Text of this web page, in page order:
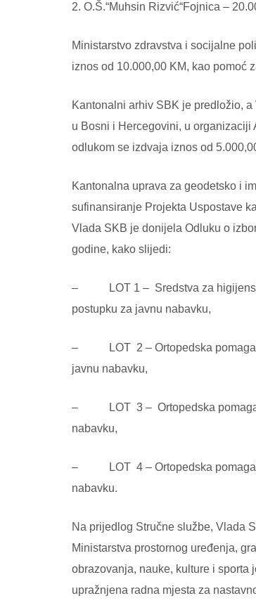
2. O.Š.“Muhsin Rizvić“Fojnica –
Ministarstvo zdravstva i socijalne
iznos od 10.000,00 KM, kao pomoć
Kantonalni arhiv SBK je predložio,
u Bosni i Hercegovini, u organizaciji
odlukom se izdvaja iznos od
Kantonalna uprava za geodetsko i
sufinansiranje Projekta Uspostave
Vlada SKB je donijela Odluku o
godine, kako slijedi:
– LOT 1 – Sredstva za higijenske
postupku za javnu nabavku,
– LOT 2 – Ortopedska pomagala
javnu nabavku,
– LOT 3 – Ortopedska pomagala
nabavku,
– LOT 4 – Ortopedska pomagala
nabavku.
Na prijedlog Stručne službe, Vlada
Ministarstva prostornog uređenja,
obrazovanja, nauke, kulture i
upražnjena radna mjesta za